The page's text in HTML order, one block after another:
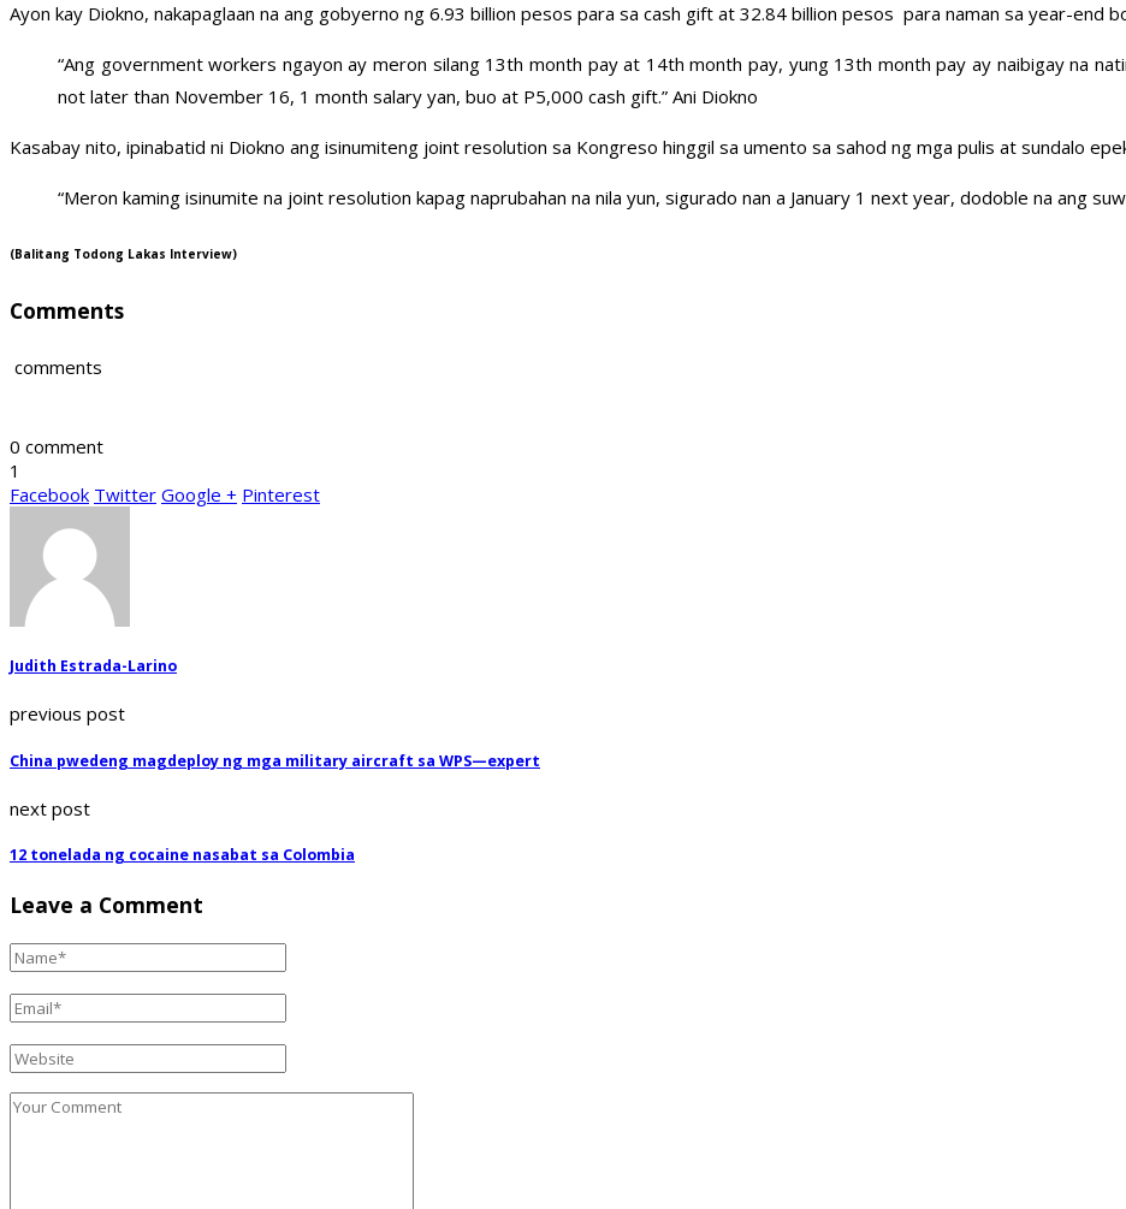
Ayon kay Diokno, nakapaglaan na ang gobyerno ng 6.93 billion pesos para sa cash gift at 32.84 billion pesos para naman sa year-end
“Ang government workers ngayon ay meron silang 13th month pay at 14th month pay, yung 13th month pay ay naibigay na
not later than November 16, 1 month salary yan, buo at P5,000 cash gift.” Ani Diokno
Kasabay nito, ipinabatid ni Diokno ang isinumiteng joint resolution sa Kongreso hinggil sa umento sa sahod ng mga pulis at sundalo
“Meron kaming isinumite na joint resolution kapag naprubahan na nila yun, sigurado nan a January 1 next year, dodoble na ang
(Balitang Todong Lakas Interview)
Comments
comments
0 comment
1
Facebook Twitter Google + Pinterest
Judith Estrada-Larino
previous post
China pwedeng magdeploy ng mga military aircraft sa WPS—expert
next post
12 tonelada ng cocaine nasabat sa Colombia
Leave a Comment